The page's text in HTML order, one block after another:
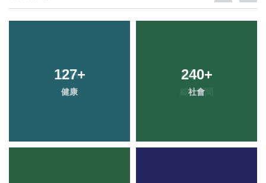
127+
健康
240+
社會